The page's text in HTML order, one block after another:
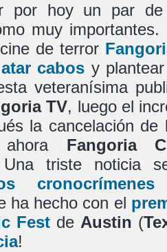
por hoy un par de
muy
de terror
cabos y
veteranísima
TV, luego el
la cancelación
Fangoria
Una triste noticia
cronocrímenes
ha hecho con el
Festde Austin (
!